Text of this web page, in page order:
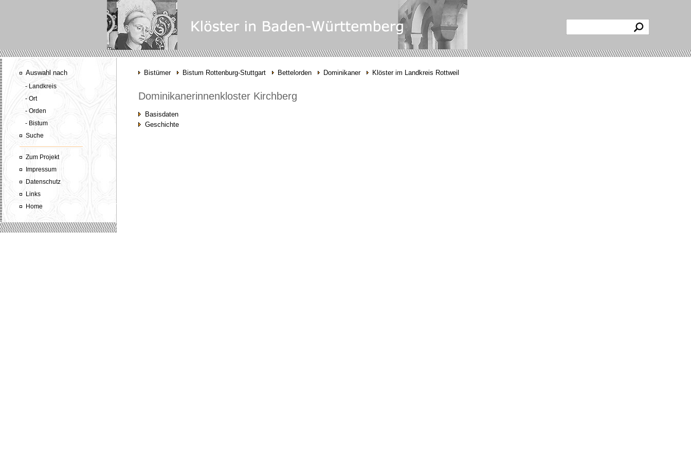
Auswahl nach
- Landkreis
- Ort
- Orden
- Bistum
Suche
Zum Projekt
Impressum
Datenschutz
Links
Home
Bistümer Bistum Rottenburg-Stuttgart Bettelorden Dominikaner Klöster im Landkreis Rottweil
Dominikanerinnenkloster Kirchberg
Basisdaten
Geschichte